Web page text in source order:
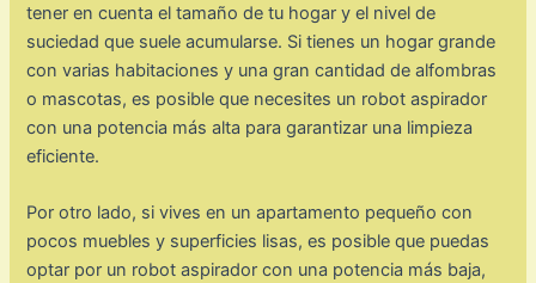
tener en cuenta el tamaño de tu hogar y el nivel de
suciedad que suele acumularse. Si tienes un hogar grande
con varias habitaciones y una gran cantidad de alfombras
o mascotas, es posible que necesites un robot aspirador
con una potencia más alta para garantizar una limpieza
eficiente.
Por otro lado, si vives en un apartamento pequeño con
pocos muebles y superficies lisas, es posible que puedas
optar por un robot aspirador con una potencia más baja,